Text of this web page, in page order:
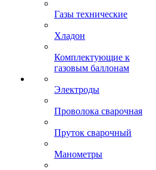
Газы технические
Хладон
Комплектующие к
газовым баллонам
Электроды
Проволока сварочная
Пруток сварочный
Манометры